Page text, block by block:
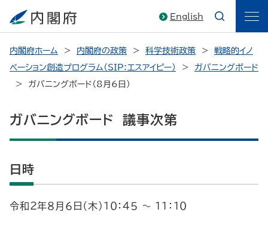
English
内閣府ホーム 内閣府の政策 科学技術政策
戦略的イノ
ベーション創造プログラム（SIP：エスアイピー）
ガバニングボード
ガバニングボード（8月6日）
ガバニングボード 議事次第
日時
令和２年８月６日（木）１０：４５ ～ １１：１０